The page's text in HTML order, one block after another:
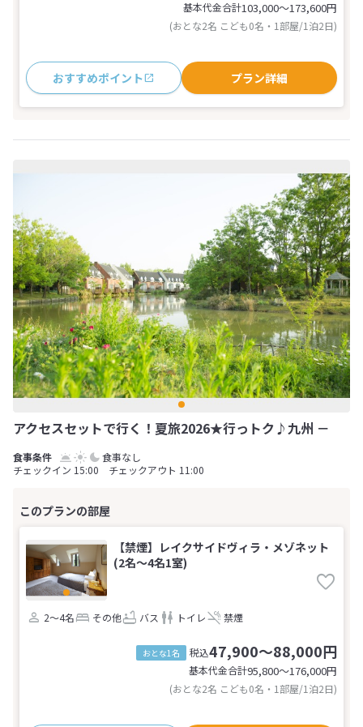
基本代金合計103,000〜173,600円
(おとな2名 こども0名・1部屋/1泊2日)
おすすめポイント プラン詳細
アクセスセットで行く！夏旅2026★行っトク♪九州 －
食事なし
チェックイン 15:00 チェックアウト 11:00
【禁煙】レイクサイドヴィラ・メゾネット
(2名～4名1室)
2～4名 その他 バス トイレ 禁煙
おとな1名 税込47,900～88,000円
基本代金合計95,800〜176,000円
(おとな2名 こども0名・1部屋/1泊2日)